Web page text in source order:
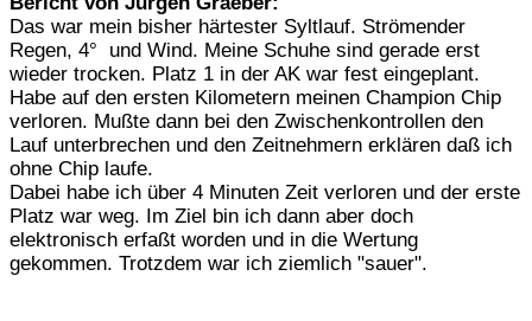
Das war mein bisher härtester Syltlauf. Strömender
Regen, 4° und Wind. Meine Schuhe sind gerade erst
wieder trocken. Platz 1 in der AK war fest eingeplant.
Habe auf den ersten Kilometern meinen Champion Chip
verloren. Mußte dann bei den Zwischenkontrollen den
Lauf unterbrechen und den Zeitnehmern erklären daß ich
ohne Chip laufe.
Dabei habe ich über 4 Minuten Zeit verloren und der erste
Platz war weg. Im Ziel bin ich dann aber doch
elektronisch erfaßt worden und in die Wertung
gekommen. Trotzdem war ich ziemlich "sauer".